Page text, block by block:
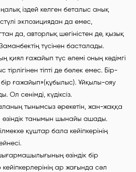
іздей келген беталыс анық
экпозициядан да емес,
да, авторлық шегіністен де, қызық
түсінен басталады.
қиял ғажайып түс әлемі оның кәдімгі
тіпті де бөлек емес. Бір-
ғажайып»(құбылыс). Ұйқылы-ояу
сенімді, күдіксіз.
тынымсыз әрекетін, жан-жаққа
өзіндік танымын шынайы ашады.
құштар бала кейіпкерінің
өзіндік бір
ар жағында сәл